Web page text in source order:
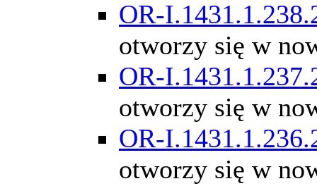
OR-
otworzy się w
OR-
otworzy się w
OR-
otworzy się w